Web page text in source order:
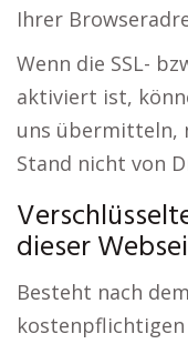
Ihrer
Wenn die SSL-
aktiviert ist,
uns übermitteln,
Stand nicht von
dieser
Besteht nach